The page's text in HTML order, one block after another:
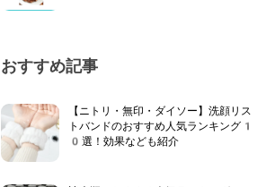
おすすめ記事
【ニトリ・無印・ダイソー】洗顔リス
トバンドのおすすめ人気ランキング1
0選！効果なども紹介